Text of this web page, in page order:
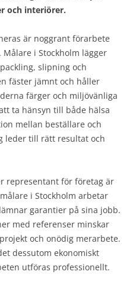
och interiörer.
är noggrant förarbete
i Stockholm lägger
slipning och
fäster jämnt och håller
färger och miljövänliga
ta hänsyn till både hälsa
mellan beställare och
leder till rätt resultat och
representant för företag är
i Stockholm arbetar
garantier på sina jobb.
med referenser minskar
och onödig merarbete.
dessutom ekonomiskt
utföras professionellt.